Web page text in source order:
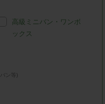
高級ミニバン・ワンボ
ックス
ン等)